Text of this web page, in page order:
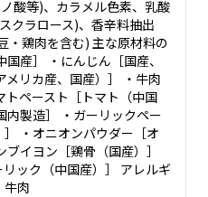
酸等)、カラメル色素、乳酸
クラロース)、香辛料抽出
・鶏肉を含む) 主な原材料の
産］ ・にんじん［国産、
メリカ産、国産）］ ・牛肉
トペースト［トマト（中国
内製造］ ・ガーリックペー
・オニオンパウダー［オ
イヨン［鶏骨（国産）］
ック（中国産）］ アレルギ
牛肉